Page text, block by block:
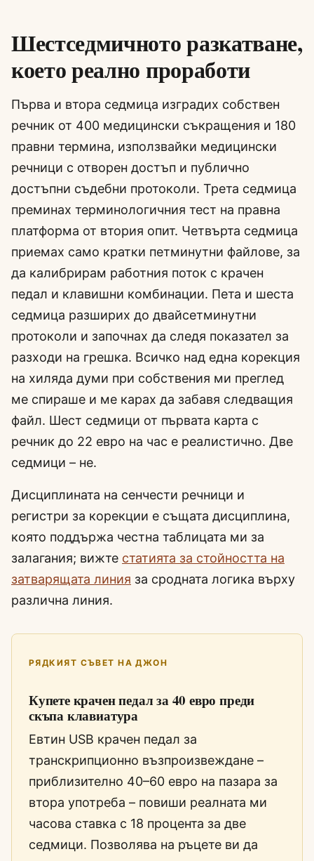
Шестседмичното разкатване,
което реално проработи
Първа и втора седмица изградих собствен
речник от 400 медицински съкращения и 180
правни термина, използвайки медицински
речници с отворен достъп и публично
достъпни съдебни протоколи. Трета седмица
преминах терминологичния тест на правна
платформа от втория опит. Четвърта седмица
приемах само кратки петминутни файлове, за
да калибрирам работния поток с крачен
педал и клавишни комбинации. Пета и шеста
седмица разширих до двайсетминутни
протоколи и започнах да следя показател за
разходи на грешка. Всичко над една корекция
на хиляда думи при собствения ми преглед
ме спираше и ме карах да забавя следващия
файл. Шест седмици от първата карта с
речник до 22 евро на час е реалистично. Две
седмици – не.
Дисциплината на сенчести речници и
регистри за корекции е същата дисциплина,
която поддържа честна таблицата ми за
залагания; вижте статията за стойността на
затварящата линия за сродната логика върху
различна линия.
РЯДКИЯТ СЪВЕТ НА ДЖОН
Купете крачен педал за 40 евро преди
скъпа клавиатура
Евтин USB крачен педал за
транскрипционно възпроизвеждане –
приблизително 40–60 евро на пазара за
втора употреба – повиши реалната ми
часова ставка с 18 процента за две
седмици. Позволява на ръцете ви да